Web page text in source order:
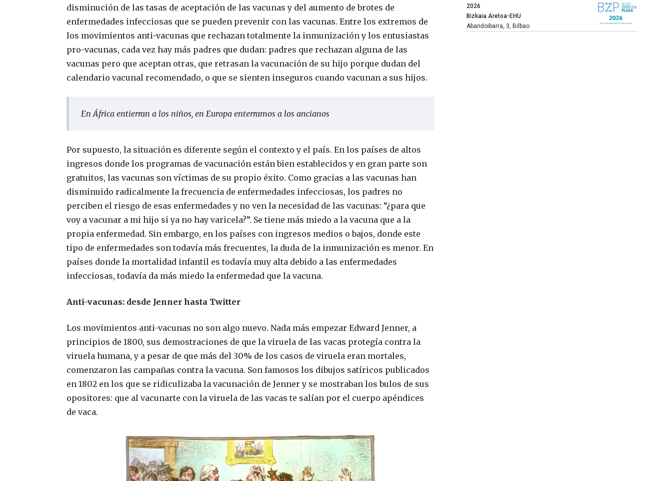
disminución de las tasas de aceptación de las vacunas y del aumento de brotes de
enfermedades infecciosas que se pueden prevenir con las vacunas. Entre los extremos de
los movimientos anti-vacunas que rechazan totalmente la inmunización y los entusiastas
pro-vacunas, cada vez hay más padres que dudan: padres que rechazan alguna de las
vacunas pero que aceptan otras, que retrasan la vacunación de su hijo porque dudan del
calendario vacunal recomendado, o que se sienten inseguros cuando vacunan a sus hijos.
En África entierran a los niños, en Europa enterramos a los ancianos
Por supuesto, la situación es diferente según el contexto y el país. En los países de altos
ingresos donde los programas de vacunación están bien establecidos y en gran parte son
gratuitos, las vacunas son víctimas de su propio éxito. Como gracias a las vacunas han
disminuido radicalmente la frecuencia de enfermedades infecciosas, los padres no
perciben el riesgo de esas enfermedades y no ven la necesidad de las vacunas: “¿para que
voy a vacunar a mi hijo si ya no hay varicela?”. Se tiene más miedo a la vacuna que a la
propia enfermedad. Sin embargo, en los países con ingresos medios o bajos, donde este
tipo de enfermedades son todavía más frecuentes, la duda de la inmunización es menor. En
países donde la mortalidad infantil es todavía muy alta debido a las enfermedades
infecciosas, todavía da más miedo la enfermedad que la vacuna.
Anti-vacunas: desde Jenner hasta Twitter
Los movimientos anti-vacunas no son algo nuevo. Nada más empezar Edward Jenner, a
principios de 1800, sus demostraciones de que la viruela de las vacas protegía contra la
viruela humana, y a pesar de que más del 30% de los casos de viruela eran mortales,
comenzaron las campañas contra la vacuna. Son famosos los dibujos satíricos publicados
en 1802 en los que se ridiculizaba la vacunación de Jenner y se mostraban los bulos de sus
opositores: que al vacunarte con la viruela de las vacas te salían por el cuerpo apéndices
de vaca.
año
más,
Bilbao
2026
Bizkaia Aretoa-EHU
Abandoibarra, 3, Bilbao